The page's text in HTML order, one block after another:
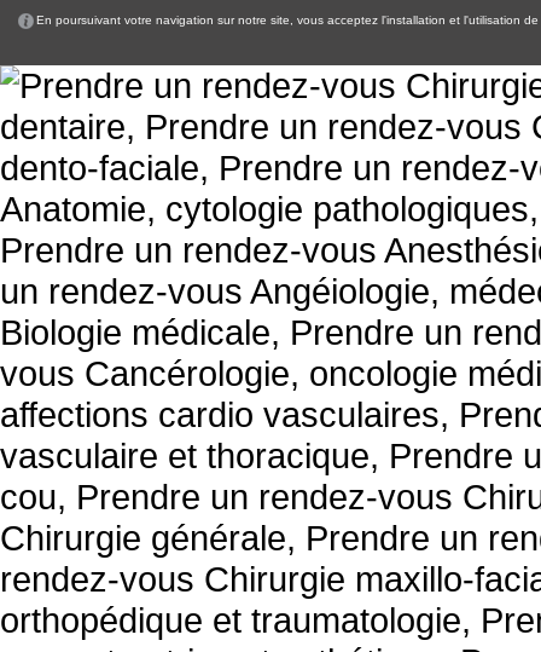
En poursuivant votre navigation sur notre site, vous acceptez l'installation et l'utilisation